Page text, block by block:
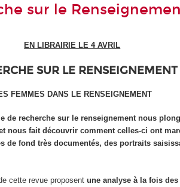
sur le
EN LIBRAIRIE LE 4 AVRIL
SUR LE
FEMMES DANS LE RENSEIGNEMENT
de recherche sur le renseignement nous
nous fait découvrir comment celles-ci ont
de fondtrès documentés, des portraits
cette revue proposentune analyse à la fois